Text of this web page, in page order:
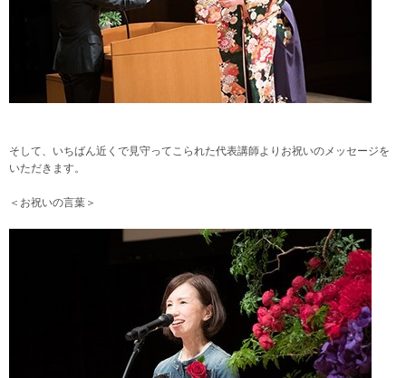
そして、いちばん近くで見守ってこられた代表講師よりお祝いのメッセージを
いただきます。
＜お祝いの言葉＞